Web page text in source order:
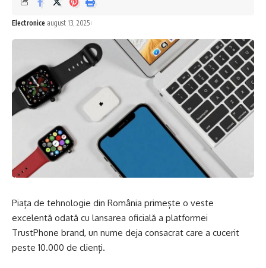
Electronice august 13, 2025
Piața de tehnologie din România primește o veste
excelentă odată cu lansarea oficială a platformei
TrustPhone brand, un nume deja consacrat care a cucerit
peste 10.000 de clienți.